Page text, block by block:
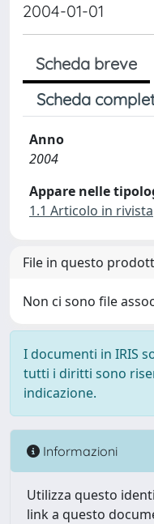
2004-01-01
Scheda breve
Scheda
Anno
2004
Appare nelle
1.1 Articolo in rivista
File in questo
Non ci sono file
I documenti in IRIS
tutti i diritti sono
indicazione.
Informazioni
Utilizza questo
link a questo